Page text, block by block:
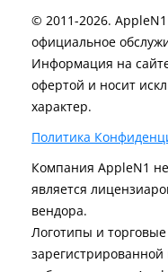
© 2011-2026.
официальное
Информация на
офертой и носит
характер.
Политика
Компания AppleN1
является
вендора.
Логотипы и
зарегистрированной